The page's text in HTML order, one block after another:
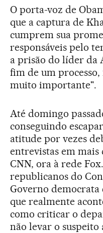
O porta-voz de
que a captura de
cumprem sua
responsáveis pelo
a prisão do líder da
fim de um
muito importante".
Até domingo
conseguindo
atitude por vezes
entrevistas em mais
CNN, ora à rede
republicanos do
Governo
que realmente
como criticar o
não levar o suspeito